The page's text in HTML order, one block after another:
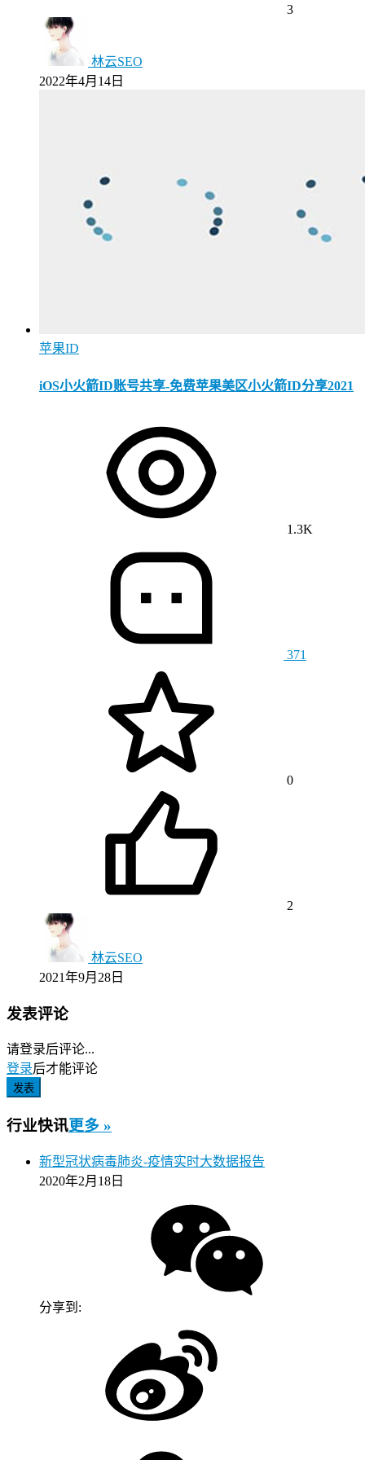
3
林云SEO
2022年4月14日
苹果ID
iOS小火箭ID账号共享-免费苹果美区小火箭ID分享2021
1.3K
371
0
2
林云SEO
2021年9月28日
发表评论
请登录后评论...
登录后才能评论
发表
行业快讯更多 »
新型冠状病毒肺炎-疫情实时大数据报告
2020年2月18日
分享到: